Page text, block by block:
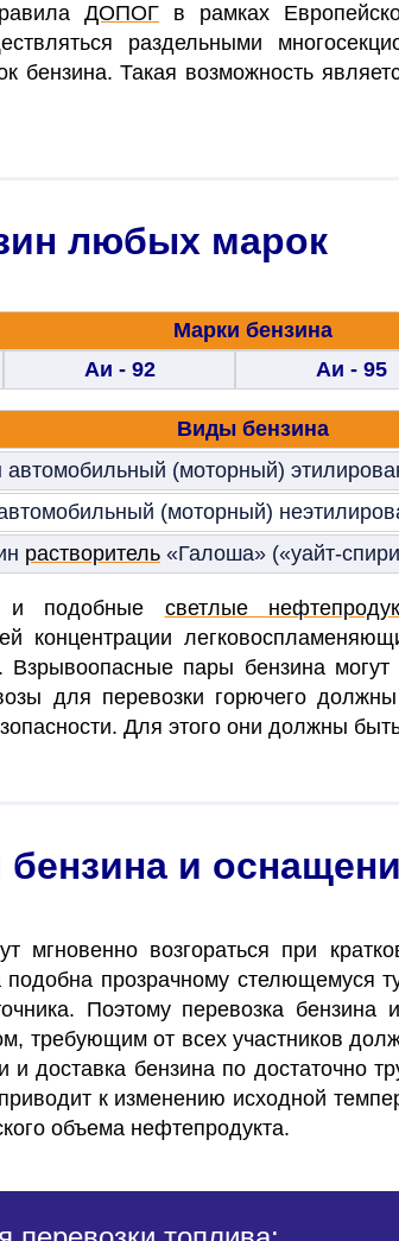
ДОПОГ в рамках
раздельными
бензина.Такая возможность
любых марок
Марки бензина
Аи - 92 Аи - 95
Виды бензина
автомобильный (моторный)
(моторный)
растворитель «Галоша» («уайт-
и подобные светлые
концентрации
Взрывоопасные пары бензина
для перевозки горючего должны
Для этого они должны
и
мгновенно возгораться при
прозрачному стелющемуся
Поэтому перевозка бензина
требующим от всех участников
и доставка бензина по достаточно
к изменению исходной
объема нефтепродукта.